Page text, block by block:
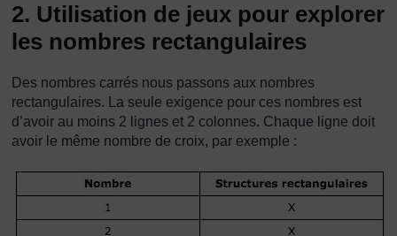
2. Utilisation de jeux pour explorer
les nombres rectangulaires
Des nombres carrés nous passons aux nombres
rectangulaires. La seule exigence pour ces nombres est
d’avoir au moins 2 lignes et 2 colonnes. Chaque ligne doit
avoir le même nombre de croix, par exemple :